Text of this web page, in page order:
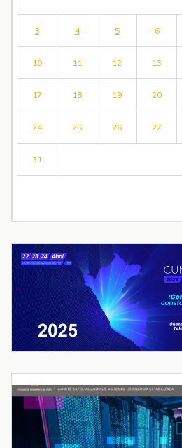
3 4 5 6
10 11 12 13
17 18 19 20
24 25 26 27
31